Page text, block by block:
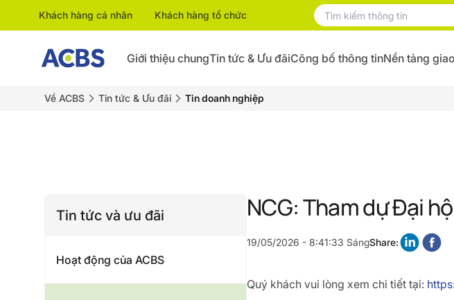
Khách hàng cá nhân Khách hàng tổ chức
Giới thiệu chungTin tức & Ưu đãiCông bố thông tinNền tảng
Về ACBS Tin tức & Ưu đãi Tin doanh nghiệp
Tin tức và ưu đãi
Hoạt động của ACBS
NCG: Tham dự Đại
19/05/2026 - 8:41:33 SángShare:
Quý khách vui lòng xem chi tiết tại: